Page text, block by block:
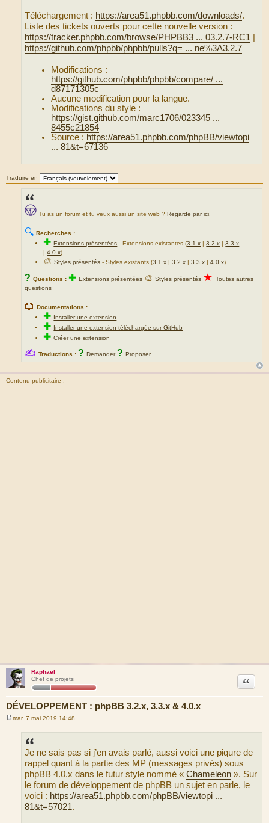
Téléchargement : https://area51.phpbb.com/downloads/.
Liste des tickets ouverts pour cette nouvelle version :
https://tracker.phpbb.com/browse/PHPBB3 ... 03.2.7-RC1
https://github.com/phpbb/phpbb/pulls?q= ... ne%3A3.2.7
Modifications :
https://github.com/phpbb/phpbb/compare/ ...
d87171305c
Aucune modification pour la langue.
Modifications du style :
https://gist.github.com/marc1706/023345 ...
8455c21854
Source : https://area51.phpbb.com/phpBB/viewtopi
... 81&t=67136
Traduire en
Tu as un forum et tu veux aussi un site web ? Regarde par ici.
🔍 Recherches :
✚Extensions présentées - Extensions existantes (3.1.x |3.2.x |3.3.x
|4.0.x)
🎨Styles présentés - Styles existants (3.1.x |3.2.x |3.3.x |4.0.x)
? Questions : ✚ Extensions présentées 🎨 Styles présentés ★ Toutes autres
questions
📖 Documentations :
✚ Installer une extension
✚ Installer une extension téléchargée sur GitHub
✚Créer une extension
✍ Traductions : ? Demander ? Proposer
Contenu publicitaire :
Raphaël
Chef de projets
DÉVELOPPEMENT : phpBB 3.2.x, 3.3.x & 4.0.x
Citation
mar. 7 mai 2019 14:48
Je ne sais pas si j’en avais parlé, aussi voici une piqure de
rappel quant à la partie des MP (messages privés) sous
phpBB 4.0.x dans le futur style nommé « Chameleon ». Sur
le forum de développement de phpBB un sujet en parle, le
voici : https://area51.phpbb.com/phpBB/viewtopi ...
81&t=57021.